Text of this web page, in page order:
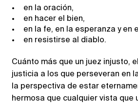
en la oración,
en hacer el bien,
en la fe, en la esperanza y en
en resistirse al diablo.
Cuánto más que un juez injusto,
justicia a los que perseveran en
la perspectiva de estar
hermosa que cualquier vista que